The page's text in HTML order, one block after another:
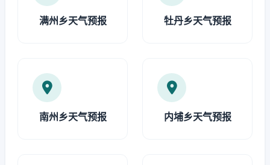
满州乡天气预报 牡丹乡天气预报
南州乡天气预报 内埔乡天气预报